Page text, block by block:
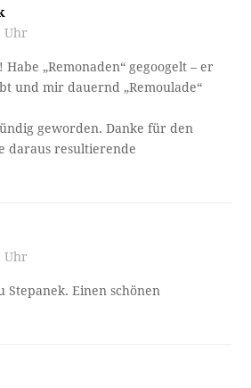
Uhr
„Remonaden“ gegoogelt – er
und mir dauernd „Remoulade“
geworden. Danke für den
daraus resultierende
Uhr
Stepanek. Einen schönen